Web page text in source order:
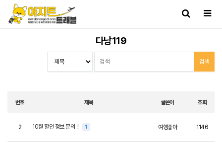
다낭119
번호 제목 글쓴이 조회
2 10월 할인 정보 문의 !! 1 여행좋아 1146